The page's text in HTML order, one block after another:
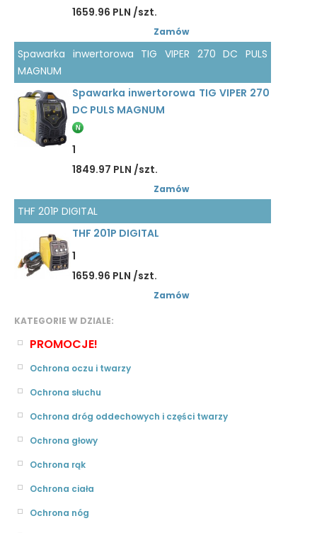
KATEGORIE W DZIALE:
PROMOCJE!
Ochrona oczu i twarzy
Ochrona słuchu
Ochrona dróg oddechowych i części twarzy
Ochrona głowy
Ochrona rąk
Ochrona ciała
Ochrona nóg
1659.96 PLN /szt.
Zamów
Spawarka inwertorowa TIG VIPER 270 DC PULS
MAGNUM
Spawarka inwertorowa TIG VIPER 270
DC PULS MAGNUM
1
1849.97 PLN /szt.
Zamów
THF 201P DIGITAL
THF 201P DIGITAL
1
1659.96 PLN /szt.
Zamów